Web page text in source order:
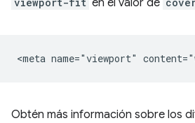
viewport-fit en el valor de
Obtén más información sobre los